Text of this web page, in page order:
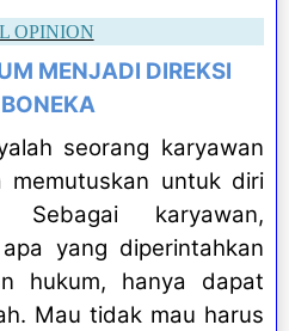
OPINION
MENJADI DIREKSI
BONEKA
seorang karyawan
untuk diri
Sebagai karyawan,
yang diperintahkan
hukum, hanya dapat
Mau tidak mau harus